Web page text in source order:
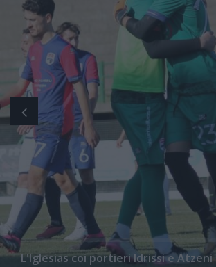
L'Iglesias coi portieri Idrissi e Atzeni